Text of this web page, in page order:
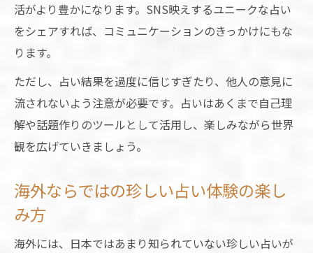
活がより豊かになります。SNS映えするユニークな占い
をシェアすれば、コミュニケーションのきっかけにもな
ります。
ただし、占い結果を過度に信じすぎたり、他人の意見に
流されないよう注意が必要です。占いはあくまで自己理
解や話題作りのツールとして活用し、楽しみながら世界
観を広げていきましょう。
海外ならではの珍しい占い体験の楽し
み方
海外には、日本ではあまり知られていない珍しい占いが